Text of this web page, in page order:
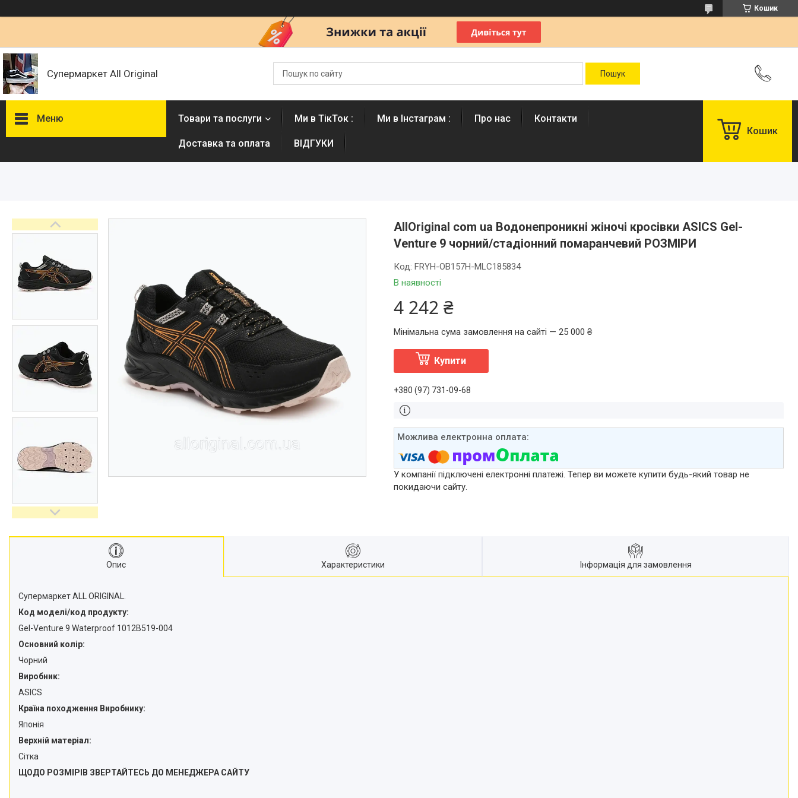
Кошик
Супермаркет All Original
Меню Товари та послуги Ми в ТікТок : Ми в Інстаграм : Про нас Контакти
Доставка та оплата ВІДГУКИ
Кошик
AllOriginal com ua Водонепроникні жіночі кросівки ASICS Gel-
Venture 9 чорний/стадіонний помаранчевий РОЗМІРИ
В наявності
Код: FRYH-OB157H-MLC185834
4 242 ₴
Мінімальна сума замовлення на сайті — 25 000 ₴
Купити
+380 (97) 731-09-68
У компанії підключені електронні платежі. Тепер ви можете купити будь-який товар не
покидаючи сайту.
Опис Характеристики Інформація для замовлення
Супермаркет ALL ORIGINAL.
Код моделі/код продукту:
Gel-Venture 9 Waterproof 1012B519-004
Основний колір:
Чорний
Виробник:
ASICS
Країна походження Виробнику:
Японія
Верхній матеріал:
Сітка
ЩОДО РОЗМІРІВ ЗВЕРТАЙТЕСЬ ДО МЕНЕДЖЕРА САЙТУ